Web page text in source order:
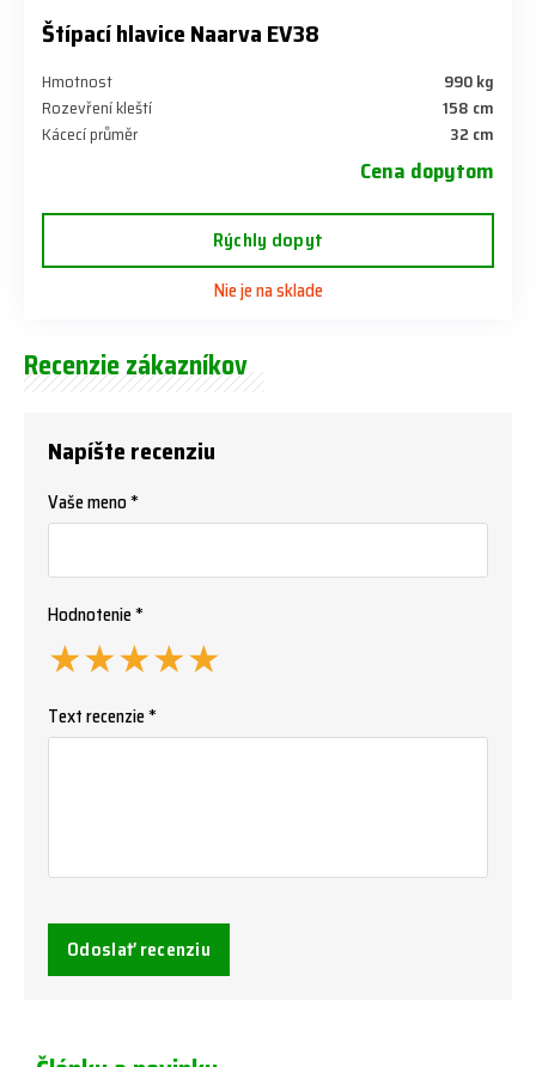
Štípací hlavice Naarva EV38
Hmotnost
990 kg
Rozevření kleští
158 cm
Kácecí průměr
32 cm
Cena dopytom
Rýchly dopyt
Nie je na sklade
Recenzie zákazníkov
Napíšte recenziu
Vaše meno *
Hodnotenie *
★
★
★
★
★
Text recenzie *
Odoslať recenziu